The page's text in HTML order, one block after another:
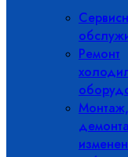
Ремонт
Монтаж,